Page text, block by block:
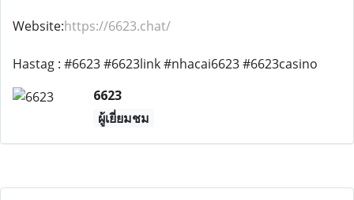
Website:https://6623.chat/
Hastag : #6623 #6623link #nhacai6623 #6623casino
6623
ผู้เยี่ยมชม